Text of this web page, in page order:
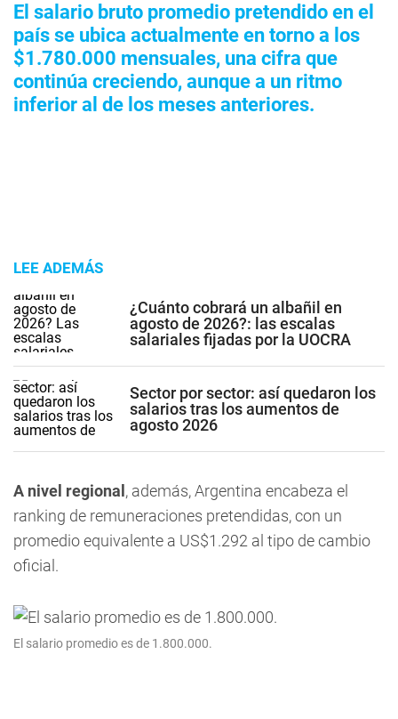
El salario bruto promedio pretendido en el
país se ubica actualmente en torno a los
$1.780.000 mensuales, una cifra que
continúa creciendo, aunque a un ritmo
inferior al de los meses anteriores.
LEE ADEMÁS
¿Cuánto cobrará un albañil en
agosto de 2026?: las escalas
salariales fijadas por la UOCRA
Sector por sector: así quedaron los
salarios tras los aumentos de
agosto 2026
A nivel regional , además, Argentina encabeza el
ranking de remuneraciones pretendidas, con un
promedio equivalente a US$1.292 al tipo de cambio
oficial.
El salario promedio es de 1.800.000.